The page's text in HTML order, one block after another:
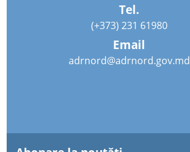
Tel.
(+373) 231 61980
Email
adrnord@adrnord.gov.md